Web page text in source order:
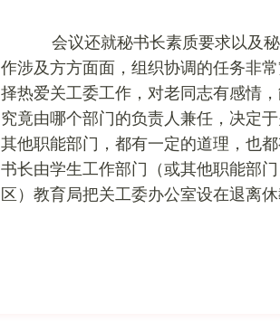
会议还就秘书长素质要求以及
作涉及方方面面，组织协调的任务非
择热爱关工委工作，对老同志有感情
究竟由哪个部门的负责人兼任，决定
其他职能部门，都有一定的道理，也
书长由学生工作部门（或其他职能部
区）教育局把关工委办公室设在退离